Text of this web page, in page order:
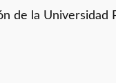
de la